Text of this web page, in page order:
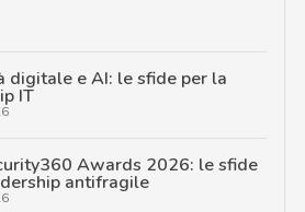
digitale e AI: le sfide per la
IT
Awards 2026: le sfide
antifragile